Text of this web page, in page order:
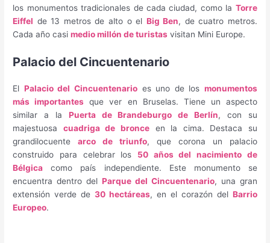
los monumentos tradicionales de cada ciudad, como la Torre
Eiffel de 13 metros de alto o el Big Ben, de cuatro metros.
Cada año casimedio millón de turistas visitan Mini Europe.
Palacio del Cincuentenario
El Palacio del Cincuentenarioes uno de los monumentos
más importantes que ver en Bruselas. Tiene un aspecto
similar a la Puerta de Brandeburgo de Berlín, con su
majestuosa cuadriga de bronceen la cima. Destaca su
grandilocuentearco de triunfo, que corona un palacio
construido para celebrar los 50 años del nacimiento de
Bélgica como país independiente. Este monumento se
encuentra dentro delParque del Cincuentenario, una gran
extensión verde de30 hectáreas, en el corazón del Barrio
Europeo.